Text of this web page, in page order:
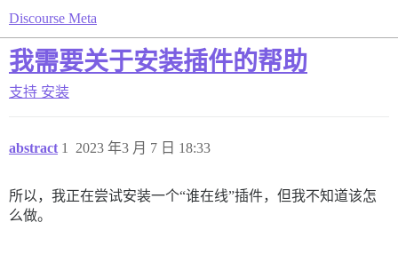
Discourse Meta
我需要关于安装插件的帮助
支持 安装
abstract 2023 年3 月 7 日 18:33
1
所以，我正在尝试安装一个“谁在线”插件，但我不知道该怎
么做。